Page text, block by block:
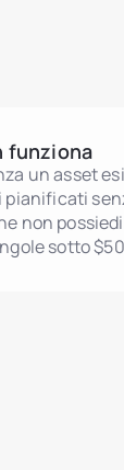
funziona
un asset
pianificati
non
sotto